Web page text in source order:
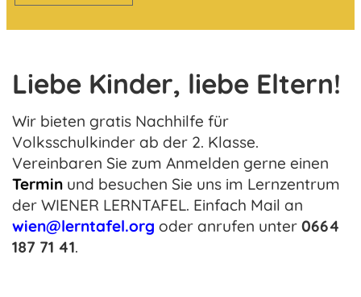
Liebe Kinder, liebe Eltern!
Wir bieten gratis Nachhilfe für
Volksschulkinder ab der 2. Klasse.
Vereinbaren Sie zum Anmelden gerne einen
Termin und besuchen Sie uns im Lernzentrum
der WIENER LERNTAFEL. Einfach Mail an
wien@lerntafel.org oder anrufen unter 0664
187 71 41.